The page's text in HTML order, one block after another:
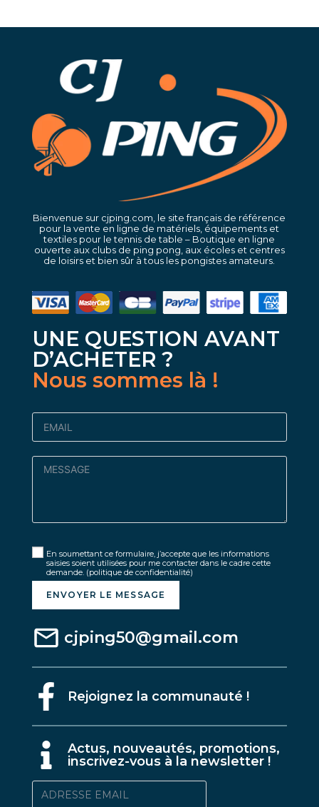
Bienvenue sur cjping.com, le site français de référence
pour la vente en ligne de matériels, équipements et
textiles pour le tennis de table – Boutique en ligne
ouverte aux clubs de ping pong, aux écoles et centres
de loisirs et bien sûr à tous les pongistes amateurs.
UNE QUESTION AVANT
D’ACHETER ?
Nous sommes là !
En soumettant ce formulaire, j’accepte que les informations
saisies soient utilisées pour me contacter dans le cadre cette
demande. (politique de confidentialité)
ENVOYER LE MESSAGE
cjping50@gmail.com
Rejoignez la communauté !
Actus, nouveautés, promotions,
inscrivez-vous à la newsletter !